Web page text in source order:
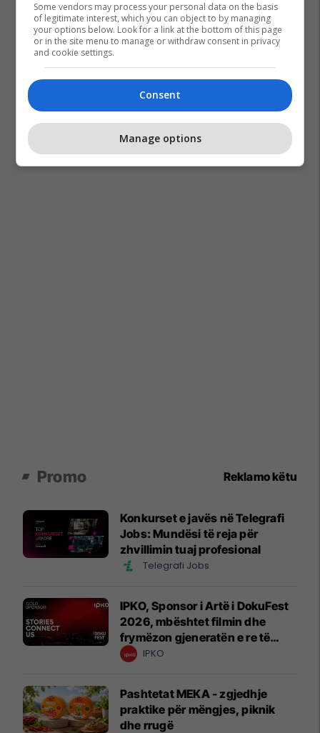
Promo Reklamo këtu
Konkurset e javës në Telegrafi
Jobs: Mundësi të reja për
zhvillimin tuaj profesional
Telegrafi Jobs
IPKO, Sponsor i Artë i DokuFest
2026, mbështet filmin dhe
frymëzon gjeneratën e re të
krijuesve
IPKO
Pashtetat MEKA - zgjedhje
praktike për mëngjes, piknik
dhe rrugë
Some vendors may process your personal data on the basis
of legitimate interest, which you can object to by managing
your options below. Look for a link at the bottom of this page
or in the site menu to manage or withdraw consent in privacy
and cookie settings.
Consent
Manage options